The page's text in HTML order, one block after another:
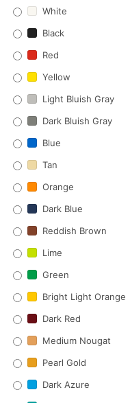
White
Black
Red
Yellow
Light Bluish Gray
Dark Bluish Gray
Blue
Tan
Orange
Dark Blue
Reddish Brown
Lime
Green
Bright Light Orange
Dark Red
Medium Nougat
Pearl Gold
Dark Azure